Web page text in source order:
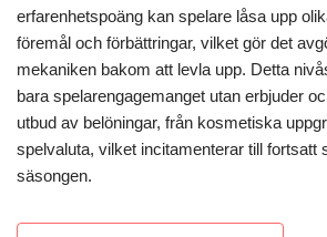
erfarenhetspoäng kan spelare låsa upp
föremål och förbättringar, vilket gör det
mekaniken bakom att levla upp. Detta
bara spelarengagemanget utan erbjuder
utbud av belöningar, från kosmetiska
spelvaluta, vilket incitamenterar till fortsatt
säsongen.